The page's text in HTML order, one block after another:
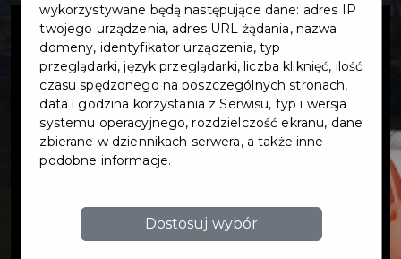
Budowa
węzłów
integracyjnych
Pruszcz
Gdański,
wykorzystywane będą następujące dane: adres IP
twojego urządzenia, adres URL żądania, nazwa
domeny, identyfikator urządzenia, typ
przeglądarki, język przeglądarki, liczba kliknięć, ilość
czasu spędzonego na poszczególnych stronach,
data i godzina korzystania z Serwisu, typ i wersja
systemu operacyjnego, rozdzielczość ekranu, dane
zbierane w dziennikach serwera, a także inne
podobne informacje.
Dostosuj wybór